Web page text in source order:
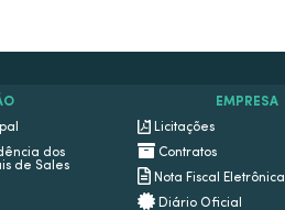
dos
de Sales
EMPRESA
Licitações
Contratos
Nota Fiscal Eletrônica
Diário Oficial